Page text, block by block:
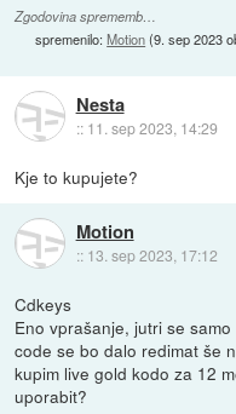
Zgodovina sprememb…
spremenilo:Motion(9. sep 2023
Nesta
:: 11. sep 2023, 14:29
Kje to kupujete?
Motion
:: 13. sep 2023, 17:12
Cdkeys
Eno vprašanje, jutri se
code se bo dalo redimat še
kupim live gold kodo za 12
uporabit?